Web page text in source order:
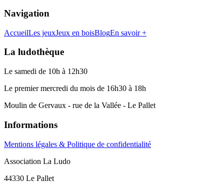
Navigation
AccueilLes jeuxJeux en boisBlogEn savoir +
La ludothèque
Le samedi de 10h à 12h30
Le premier mercredi du mois de 16h30 à 18h
Moulin de Gervaux - rue de la Vallée - Le Pallet
Informations
Mentions légales & Politique de confidentialité
Association La Ludo
44330 Le Pallet